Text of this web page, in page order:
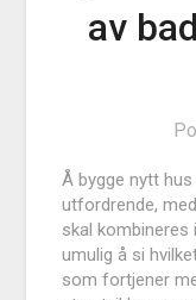
av
Å bygge nytt
utfordrende,
skal
umulig å si
som fortjener